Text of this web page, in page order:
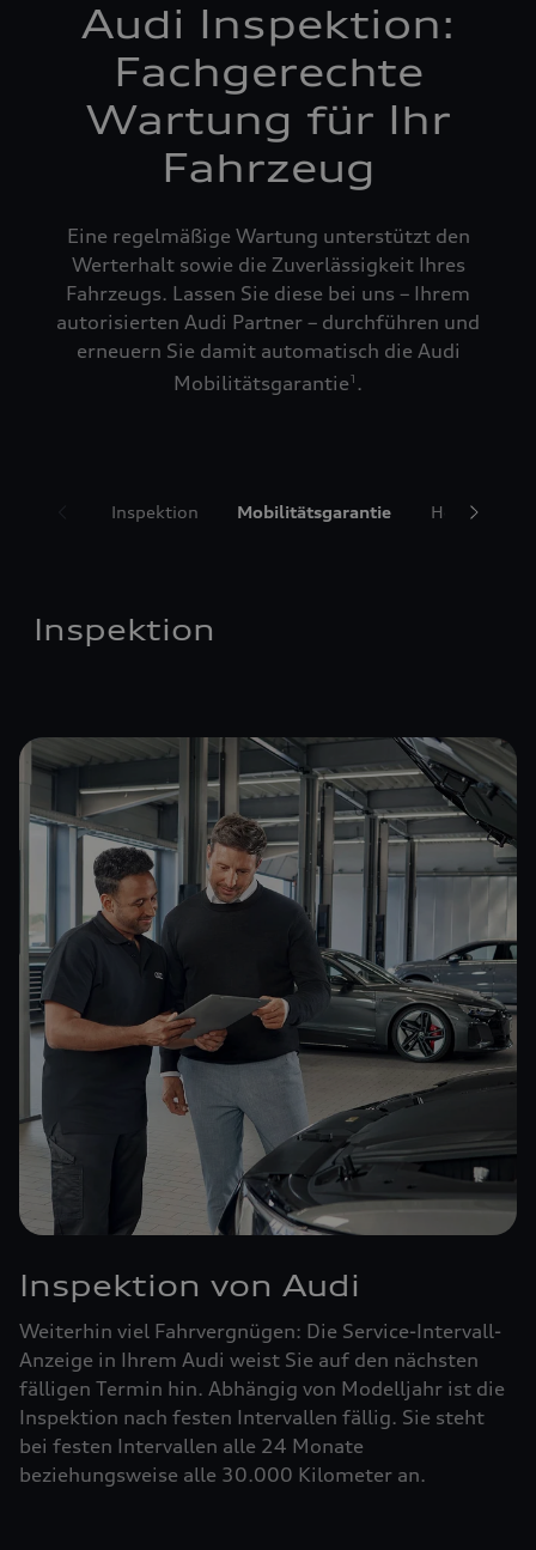
Audi Inspektion:
Fachgerechte
Wartung für Ihr
Fahrzeug
Eine regelmäßige Wartung unterstützt den
Werterhalt sowie die Zuverlässigkeit Ihres
Fahrzeugs. Lassen Sie diese bei uns – Ihrem
autorisierten Audi Partner – durchführen und
erneuern Sie damit automatisch die Audi
Mobilitätsgarantie1 .
Inspektion Mobilitätsgarantie Hol- und
Inspektion
Inspektion von Audi
Weiterhin viel Fahrvergnügen: Die Service-Intervall-
Anzeige in Ihrem Audi weist Sie auf den nächsten
fälligen Termin hin. Abhängig von Modelljahr ist die
Inspektion nach festen Intervallen fällig. Sie steht
bei festen Intervallen alle 24 Monate
beziehungsweise alle 30.000 Kilometer an.